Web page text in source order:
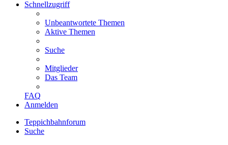
Schnellzugriff
Unbeantwortete Themen
Aktive Themen
Suche
Mitglieder
Das Team
FAQ
Anmelden
Teppichbahnforum
Suche